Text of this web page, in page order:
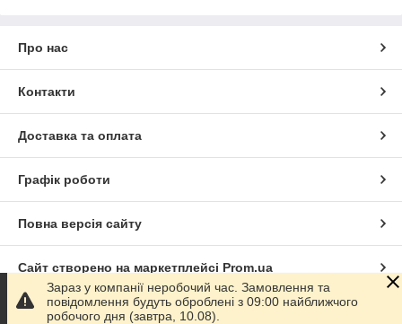
Про нас
Контакти
Доставка та оплата
Графік роботи
Повна версія сайту
Сайт створено на маркетплейсі Prom.ua
Політика конфіденційності
Зараз у компанії неробочий час. Замовлення та
повідомлення будуть оброблені з 09:00 найближчого
робочого дня (завтра, 10.08).